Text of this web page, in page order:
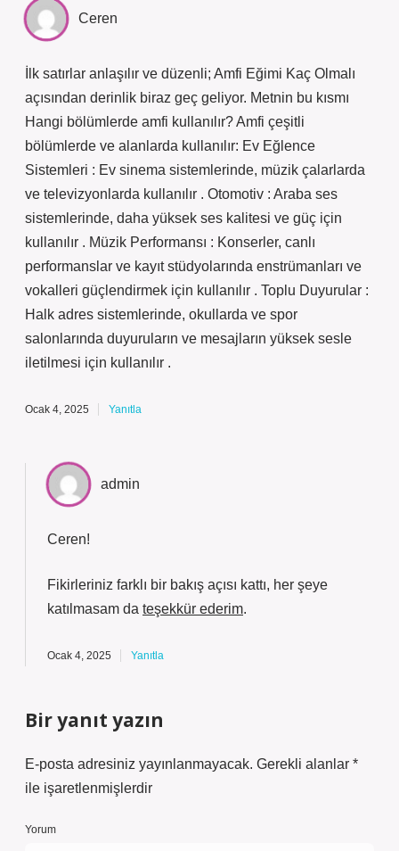
Ceren
İlk satırlar anlaşılır ve düzenli; Amfi Eğimi Kaç Olmalı
açısından derinlik biraz geç geliyor. Metnin bu kısmı
Hangi bölümlerde amfi kullanılır? Amfi çeşitli
bölümlerde ve alanlarda kullanılır: Ev Eğlence
Sistemleri : Ev sinema sistemlerinde, müzik çalarlarda
ve televizyonlarda kullanılır . Otomotiv : Araba ses
sistemlerinde, daha yüksek ses kalitesi ve güç için
kullanılır . Müzik Performansı : Konserler, canlı
performanslar ve kayıt stüdyolarında enstrümanları ve
vokalleri güçlendirmek için kullanılır . Toplu Duyurular :
Halk adres sistemlerinde, okullarda ve spor
salonlarında duyuruların ve mesajların yüksek sesle
iletilmesi için kullanılır .
Ocak 4, 2025 Yanıtla
admin
Ceren!
Fikirleriniz farklı bir bakış açısı kattı, her şeye
katılmasam da teşekkür ederim.
Ocak 4, 2025 Yanıtla
Bir yanıt yazın
E-posta adresiniz yayınlanmayacak. Gerekli alanlar *
ile işaretlenmişlerdir
Yorum